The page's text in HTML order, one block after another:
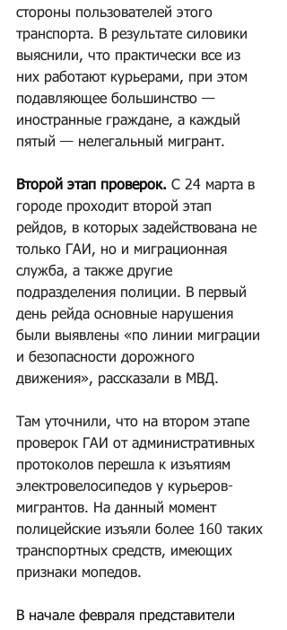
стороны пользователей этого
транспорта. В результате силовики
выяснили, что практически все из
них работают курьерами, при этом
подавляющее большинство —
иностранные граждане, а каждый
пятый — нелегальный мигрант.
Второй этап проверок. С 24 марта в
городе проходит второй этап
рейдов, в которых задействована не
только ГАИ, но и миграционная
служба, а также другие
подразделения полиции. В первый
день рейда основные нарушения
были выявлены «по линии миграции
и безопасности дорожного
движения», рассказали в МВД.
Там уточнили, что на втором этапе
проверок ГАИ от административных
протоколов перешла к изъятиям
электровелосипедов у курьеров-
мигрантов. На данный момент
полицейские изъяли более 160 таких
транспортных средств, имеющих
признаки мопедов.
В начале февраля представители